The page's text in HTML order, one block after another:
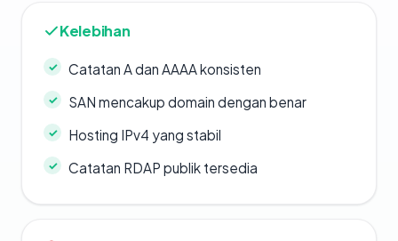
Kelebihan
Catatan A dan AAAA konsisten
SAN mencakup domain dengan benar
Hosting IPv4 yang stabil
Catatan RDAP publik tersedia